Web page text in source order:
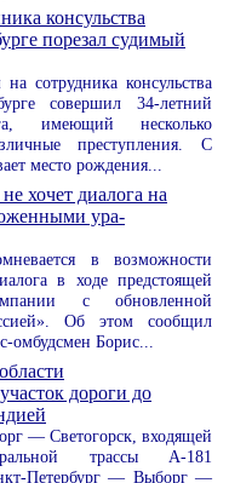
консульства
порезал судимый
сотрудника консульства
совершил 34-летний
имеющий несколько
преступления. С
место рождения...
хочет диалога на
ура-
в возможности
в ходе предстоящей
с обновленной
Об этом сообщил
омбудсмен Борис...
дороги до
— Светогорск, входящей
трассы А-181
Петербург — Выборг —